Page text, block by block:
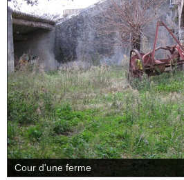
Cour d'une ferme